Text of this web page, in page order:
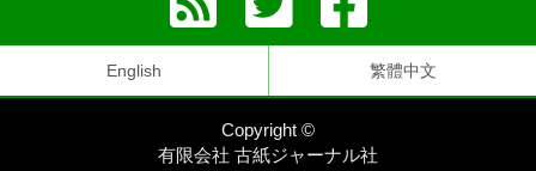
English 繁體中文
Copyright ©
有限会社 古紙ジャーナル社